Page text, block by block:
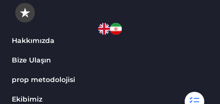
Hakkımızda
Bize Ulaşın
prop metodolojisi
Ekibimiz